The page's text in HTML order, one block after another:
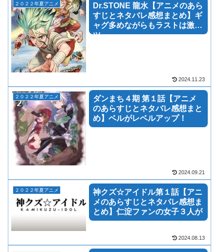
２０２２年夏アニメ
Dr.STONE 龍水【アニメのあら
すじとネタバレ感想まとめ】ギ
ャグ多めながらもラストは激ア
ツ
2024.11.23
２０２２年夏アニメ
ダンまち４期 第１話【アニメ
のあらすじとネタバレ感想まと
め】ベルがレベルアップ！
2024.09.21
２０２２年夏アニメ
神クズ☆アイドル第１話【アニ
メのあらすじとネタバレ感想ま
とめ】仁淀ファンの女子３人が
2024.08.13